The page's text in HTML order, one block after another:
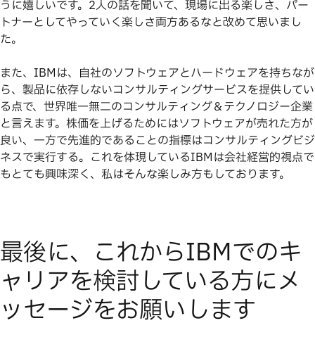
うに嬉しいです。2人の話を聞いて、現場に出る楽しさ、パー
トナーとしてやっていく楽しさ両方あるなと改めて思いまし
た。
また、IBMは、自社のソフトウェアとハードウェアを持ちなが
ら、製品に依存しないコンサルティングサービスを提供してい
る点で、世界唯一無二のコンサルティング＆テクノロジー企業
と言えます。株価を上げるためにはソフトウェアが売れた方が
良い、一方で先進的であることの指標はコンサルティングビジ
ネスで実行する。これを体現しているIBMは会社経営的視点で
もとても興味深く、私はそんな楽しみ方もしております。
最後に、これからIBMでのキ
ャリアを検討している方にメ
ッセージをお願いします